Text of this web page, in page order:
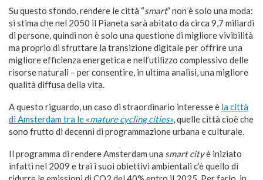
Su questo sfondo, rendere le città “smart” non è solo una moda:
si stima che nel 2050 il Pianeta sarà abitato da circa 9,7 miliardi
di persone, quindi non è solo una questione di migliore vivibilità
ma proprio di sfruttare la transizione digitale per offrire una
migliore efficienza energetica e nell’utilizzo complessivo delle
risorse naturali – per consentire, in ultima analisi, una migliore
qualità diffusa della vita.
A questo riguardo, un caso di straordinario interesse è la città
di Amsterdam tra le «mature cycling cities», quelle città cioè che
sono frutto di decenni di programmazione urbana e culturale.
Il programma di rendere Amsterdam una smart cityè iniziato
infatti nel 2009 e trai i suoi obiettivi ambientali c’è quello di